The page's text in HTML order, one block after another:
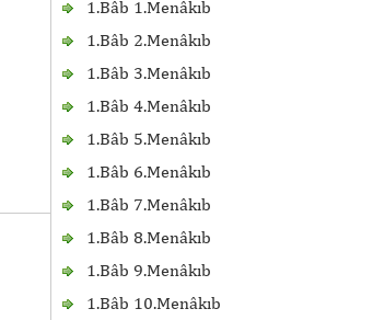
1.Bâb 1.Menâkıb
1.Bâb 2.Menâkıb
1.Bâb 3.Menâkıb
1.Bâb 4.Menâkıb
1.Bâb 5.Menâkıb
1.Bâb 6.Menâkıb
1.Bâb 7.Menâkıb
1.Bâb 8.Menâkıb
1.Bâb 9.Menâkıb
1.Bâb 10.Menâkıb